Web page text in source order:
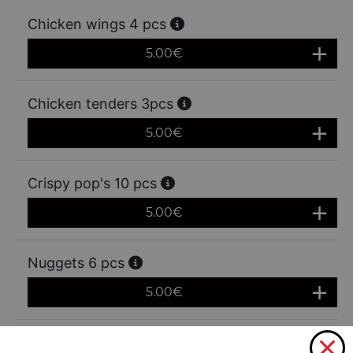
Chicken wings 4 pcs
5.00€
Chicken tenders 3pcs
5.00€
Crispy pop's 10 pcs
5.00€
Nuggets 6 pcs
5.00€